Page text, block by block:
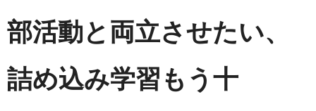
部活動と両立させたい、
詰め込み学習もう十